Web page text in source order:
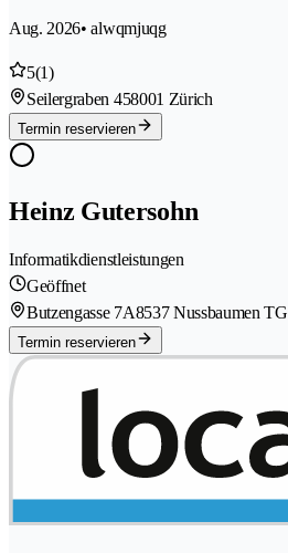
Aug. 2026• alwqmjuqg
5(1)
Seilergraben 458001 Zürich
Termin reservieren
Heinz Gutersohn
Informatikdienstleistungen
Geöffnet
Butzengasse 7A8537 Nussbaumen TG
Termin reservieren